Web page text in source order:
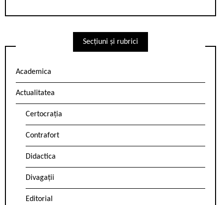
Secțiuni și rubrici
Academica
Actualitatea
Certocrația
Contrafort
Didactica
Divagații
Editorial